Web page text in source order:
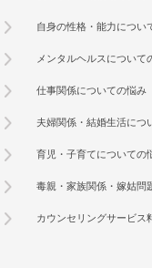
自身の性格・能力につい
メンタルヘルスについて
仕事関係についての悩み
夫婦関係・結婚生活につ
育児・子育てについての
毒親・家族関係・嫁姑問
カウンセリングサービス